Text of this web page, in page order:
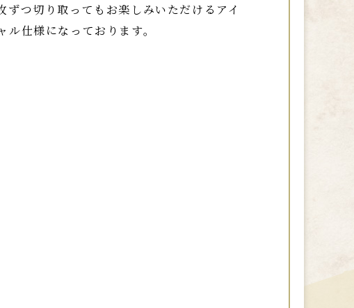
つ切り取ってもお楽しみいただけるアイ
仕様になっております。